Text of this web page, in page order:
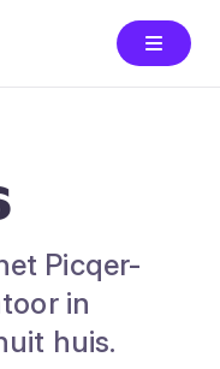
Picqer-
in
huis.